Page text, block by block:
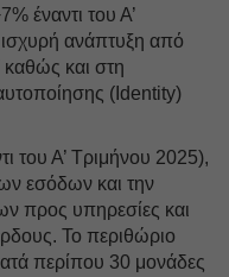
έναντι του Α’
ανάπτυξη από
και στη
(Identity)
του Α’ Τριμήνου 2025),
εσόδων και την
προς υπηρεσίες και
Το περιθώριο
περίπου 30 μονάδες